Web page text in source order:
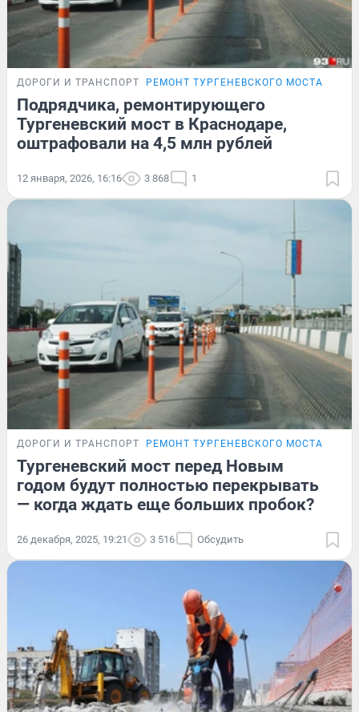
ДОРОГИ И ТРАНСПОРТ РЕМОНТ ТУРГЕНЕВСКОГО МОСТА
Подрядчика, ремонтирующего
Тургеневский мост в Краснодаре,
оштрафовали на 4,5 млн рублей
12 января, 2026, 16:16 3 868 1
ДОРОГИ И ТРАНСПОРТ РЕМОНТ ТУРГЕНЕВСКОГО МОСТА
Тургеневский мост перед Новым
годом будут полностью перекрывать
— когда ждать еще больших пробок?
26 декабря, 2025, 19:21 3 516 Обсудить